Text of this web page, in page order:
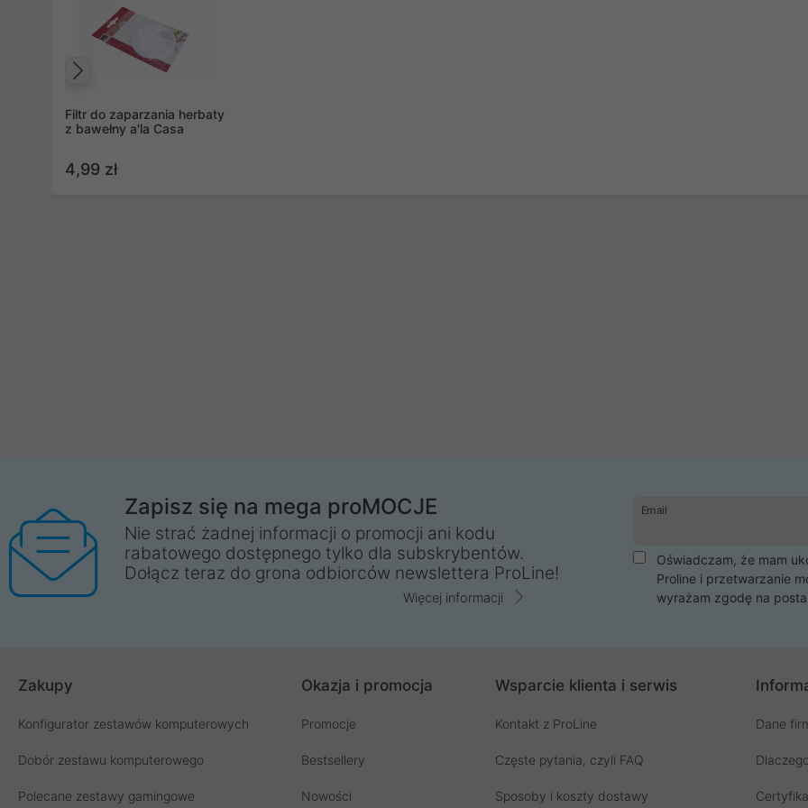
Filtr do zaparzania herbaty
z bawełny a'la Casa
4,99 zł
Zapisz się na mega proMOCJE
Nie strać żadnej informacji o promocji ani kodu
rabatowego dostępnego tylko dla subskrybentów.
Dołącz teraz do grona odbiorców newslettera ProLine!
Więcej informacji
Email
Oświadczam, że mam
Proline i przetwarzanie
wyrażam zgodę na
Zakupy
Konfigurator zestawów komputerowych
Dobór zestawu komputerowego
Polecane zestawy gamingowe
Okazja i promocja
Promocje
Bestsellery
Nowości
Wsparcie klienta i serwis
Kontakt z ProLine
Częste pytania, czyli FAQ
Sposoby i koszty dostawy
Dane